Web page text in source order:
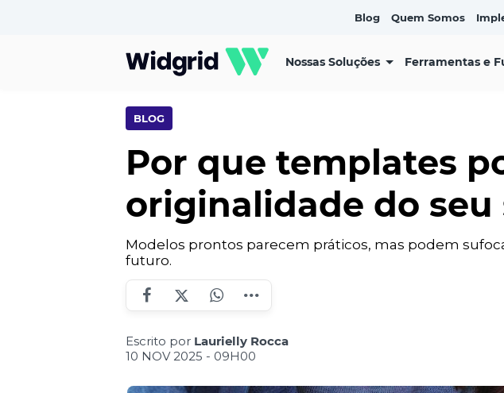
Blog Quem Somos
Nossas Soluções Ferramentas e
BLOG
Por que templates
originalidade do seu
Modelos prontos parecem práticos, mas podem
futuro.
Escrito por Laurielly Rocca
10 NOV 2025 - 09H00